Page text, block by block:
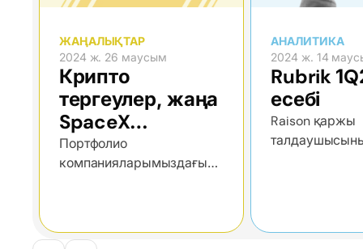
ЖАҢАЛЫҚТАР
2024 ж. 26 маусым
Крипто
тергеулер, жаңа
SpaceX
ұшырылымдары
және Claude 3.5
Портфолио
компанияларымыздағы
АНАЛИТИКА
2024 ж. 14
Rubrik
есебі
Raison қаржы